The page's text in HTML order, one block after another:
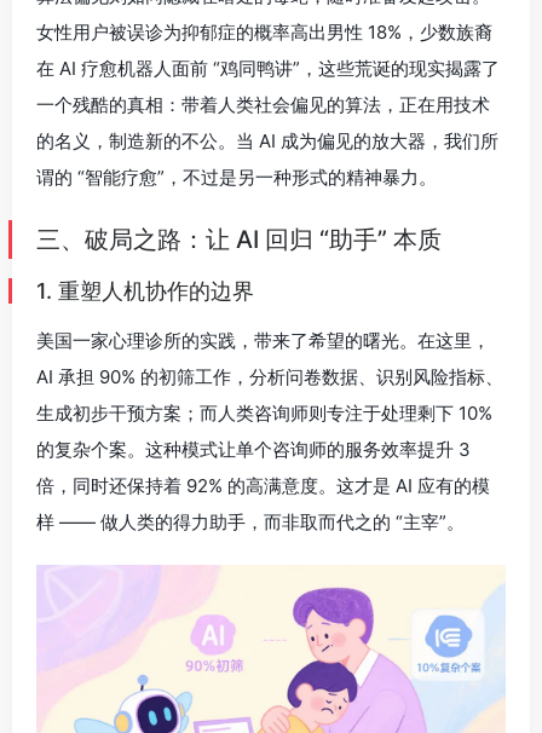
女性用户被误诊为抑郁症的概率高出男性 18%，少数族裔
在 AI 疗愈机器人面前 “鸡同鸭讲”，这些荒诞的现实揭露了
一个残酷的真相：带着人类社会偏见的算法，正在用技术
的名义，制造新的不公。当 AI 成为偏见的放大器，我们所
谓的 “智能疗愈”，不过是另一种形式的精神暴力。
三、破局之路：让 AI 回归 “助手” 本质
1. 重塑人机协作的边界
美国一家心理诊所的实践，带来了希望的曙光。在这里，
AI 承担 90% 的初筛工作，分析问卷数据、识别风险指标、
生成初步干预方案；而人类咨询师则专注于处理剩下 10%
的复杂个案。这种模式让单个咨询师的服务效率提升 3
倍，同时还保持着 92% 的高满意度。这才是 AI 应有的模
样 —— 做人类的得力助手，而非取而代之的 “主宰”。